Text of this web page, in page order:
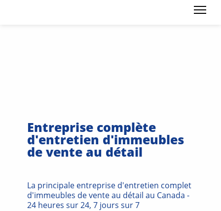
Entreprise complète
d'entretien d'immeubles
de vente au détail
La principale entreprise d'entretien complet
d'immeubles de vente au détail au Canada -
24 heures sur 24, 7 jours sur 7